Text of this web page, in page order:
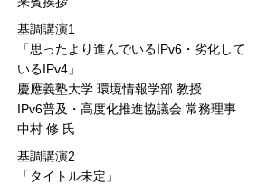
基調講演1
「思ったより進んでいるIPv6・劣化して
いるIPv4」
慶應義塾大学 環境情報学部 教授
IPv6普及・高度化推進協議会 常務理事
中村 修 氏
基調講演2
「タイトル未定」